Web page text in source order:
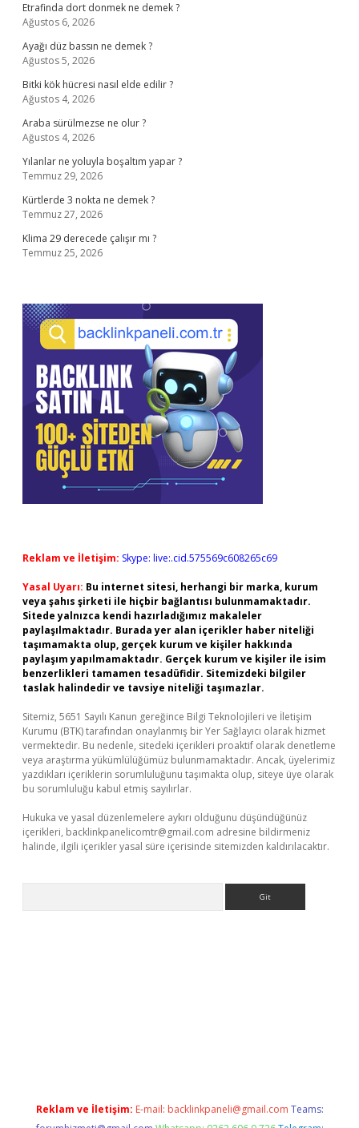
Etrafinda dort donmek ne demek ?
Ağustos 6, 2026
Ayağı düz bassın ne demek ?
Ağustos 5, 2026
Bitki kök hücresi nasıl elde edilir ?
Ağustos 4, 2026
Araba sürülmezse ne olur ?
Ağustos 4, 2026
Yılanlar ne yoluyla boşaltım yapar ?
Temmuz 29, 2026
Kürtlerde 3 nokta ne demek ?
Temmuz 27, 2026
Klima 29 derecede çalışır mı ?
Temmuz 25, 2026
Reklam ve İletişim: Skype: live:.cid.575569c608265c69
Yasal Uyarı: Bu internet sitesi, herhangi bir marka, kurum
veya şahıs şirketi ile hiçbir bağlantısı bulunmamaktadır.
Sitede yalnızca kendi hazırladığımız makaleler
paylaşılmaktadır. Burada yer alan içerikler haber niteliği
taşımamakta olup, gerçek kurum ve kişiler hakkında
paylaşım yapılmamaktadır. Gerçek kurum ve kişiler ile isim
benzerlikleri tamamen tesadüfidir. Sitemizdeki bilgiler
taslak halindedir ve tavsiye niteliği taşımazlar.
Sitemiz, 5651 Sayılı Kanun gereğince Bilgi Teknolojileri ve İletişim
Kurumu (BTK) tarafından onaylanmış bir Yer Sağlayıcı olarak hizmet
vermektedir. Bu nedenle, sitedeki içerikleri proaktif olarak denetleme
veya araştırma yükümlülüğümüz bulunmamaktadır. Ancak, üyelerimiz
yazdıkları içeriklerin sorumluluğunu taşımakta olup, siteye üye olarak
bu sorumluluğu kabul etmiş sayılırlar.
Hukuka ve yasal düzenlemelere aykırı olduğunu düşündüğünüz
içerikleri, backlinkpanelicomtr@gmail.com adresine bildirmeniz
halinde, ilgili içerikler yasal süre içerisinde sitemizden kaldırılacaktır.
Reklam ve İletişim: E-mail: backlinkpaneli@gmail.com Teams: